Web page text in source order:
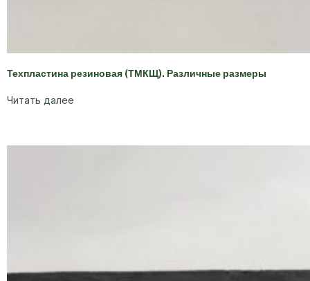
Техпластина резиновая (ТМКЩ). Различные размеры
Читать далее